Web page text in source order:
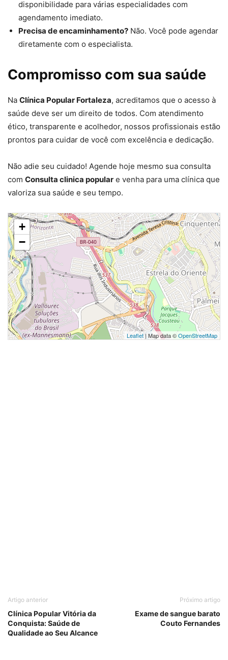
disponibilidade para várias especialidades com
agendamento imediato.
Precisa de encaminhamento? Não. Você pode agendar
diretamente com o especialista.
Compromisso com sua saúde
Na Clínica Popular Fortaleza, acreditamos que o acesso à
saúde deve ser um direito de todos. Com atendimento
ético, transparente e acolhedor, nossos profissionais estão
prontos para cuidar de você com excelência e dedicação.
Não adie seu cuidado! Agende hoje mesmo sua consulta
com Consulta clinica popular e venha para uma clínica que
valoriza sua saúde e seu tempo.
+
−
Leaflet| Map data ©OpenStreetMap
Artigo anterior
Clínica Popular Vitória da
Conquista: Saúde de
Qualidade ao Seu Alcance
Próximo artigo
Exame de sangue barato
Couto Fernandes